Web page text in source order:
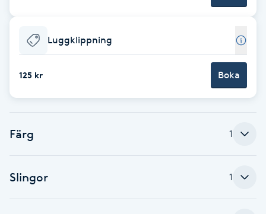
Fettreducering
Fillers
Luggklippning
125 kr Boka
Färg 1
Slingor 1